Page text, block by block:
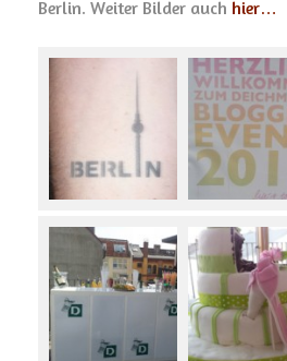
Berlin. Weiter Bilder auch hier…